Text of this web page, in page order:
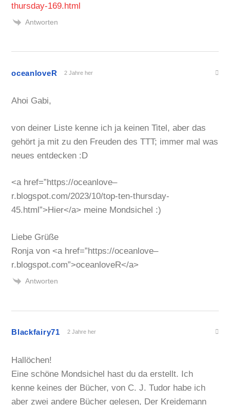
thursday-169.html
Antworten
oceanloveR 2 Jahre her
Ahoi Gabi,
von deiner Liste kenne ich ja keinen Titel, aber das
gehört ja mit zu den Freuden des TTT; immer mal was
neues entdecken :D
<a href=”https://oceanlove–
r.blogspot.com/2023/10/top-ten-thursday-
45.html”>Hier</a> meine Mondsichel :)
Liebe Grüße
Ronja von <a href=”https://oceanlove–
r.blogspot.com”>oceanloveR</a>
Antworten
Blackfairy71 2 Jahre her
Hallöchen!
Eine schöne Mondsichel hast du da erstellt. Ich
kenne keines der Bücher, von C. J. Tudor habe ich
aber zwei andere Bücher gelesen, Der Kreidemann